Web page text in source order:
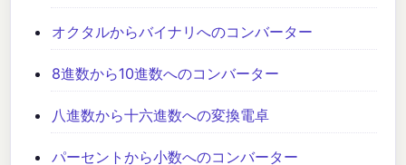
オクタルからバイナリへのコンバーター
8進数から10進数へのコンバーター
八進数から十六進数への変換電卓
パーセントから小数へのコンバーター